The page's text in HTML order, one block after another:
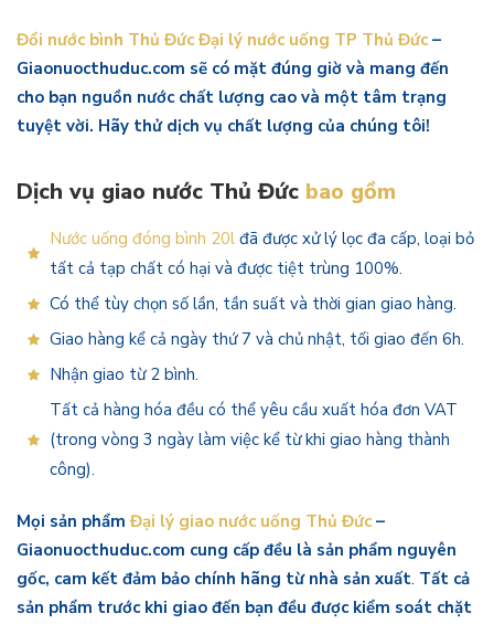
Đổi nước bình Thủ Đức Đại lý nước uống TP Thủ Đức –
Giaonuocthuduc.com sẽ có mặt đúng giờ và mang đến
cho bạn nguồn nước chất lượng cao và một tâm trạng
tuyệt vời. Hãy thử dịch vụ chất lượng của chúng tôi!
Dịch vụ giao nước Thủ Đức bao gồm
Nước uống đóng bình 20l đã được xử lý lọc đa cấp, loại bỏ
tất cả tạp chất có hại và được tiệt trùng 100%.
Có thể tùy chọn số lần, tần suất và thời gian giao hàng.
Giao hàng kể cả ngày thứ 7 và chủ nhật, tối giao đến 6h.
Nhận giao từ 2 bình.
Tất cả hàng hóa đều có thể yêu cầu xuất hóa đơn VAT
(trong vòng 3 ngày làm việc kể từ khi giao hàng thành
công).
Mọi sản phẩmĐại lý giao nước uống Thủ Đức –
Giaonuocthuduc.com cung cấp đều là sản phẩm nguyên
gốc, cam kết đảm bảo chính hãng từ nhà sản xuất. Tất cả
sản phẩm trước khi giao đến bạn đều được kiểm soát chặt